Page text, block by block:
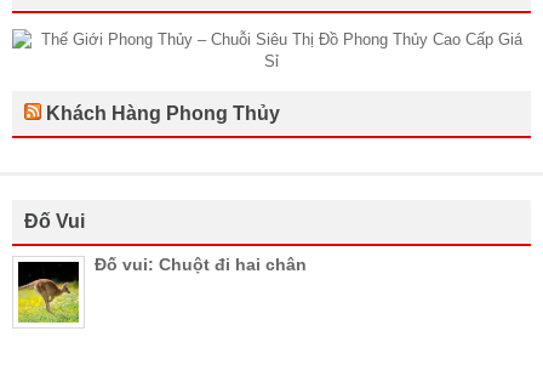
Khách Hàng Phong Thủy
Đố Vui
Đố vui: Chuột đi hai chân